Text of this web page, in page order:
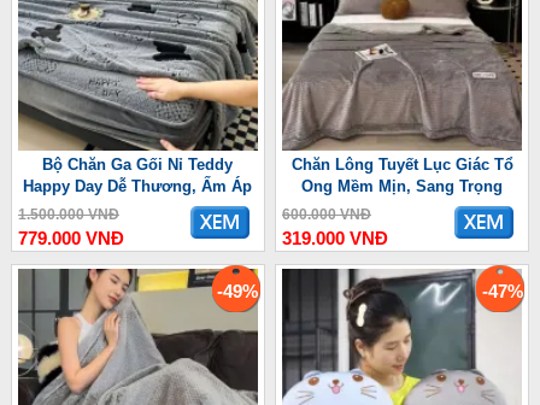
Bộ Chăn Ga Gối Nỉ Teddy
Happy Day Dễ Thương, Ấm Áp
1.500.000 VNĐ
779.000 VNĐ
Chăn Lông Tuyết Lục Giác Tổ
Ong Mềm Mịn, Sang Trọng
600.000 VNĐ
319.000 VNĐ
-49% -47%